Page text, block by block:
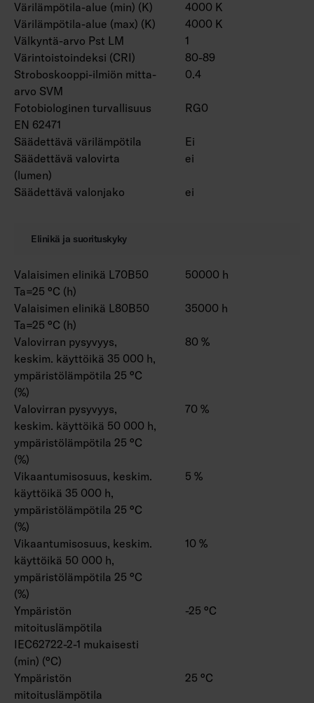
Värilämpötila-alue (min) (K)
4000 K
Värilämpötila-alue (max) (K)
4000 K
Välkyntä-arvo Pst LM
1
Värintoistoindeksi (CRI)
80-89
Stroboskooppi-ilmiön mitta-
arvo SVM
0.4
Fotobiologinen turvallisuus
EN 62471
RG0
Säädettävä värilämpötila
Ei
Säädettävä valovirta
(lumen)
ei
Säädettävä valonjako ei
Elinikä ja suorituskyky
Valaisimen elinikä L70B50
Ta=25 °C (h)
50000 h
Valaisimen elinikä L80B50
Ta=25 °C (h)
35000 h
Valovirran pysyvyys,
keskim. käyttöikä 35 000 h,
ympäristölämpötila 25 °C
(%)
80 %
Valovirran pysyvyys,
keskim. käyttöikä 50 000 h,
ympäristölämpötila 25 °C
(%)
70 %
Vikaantumisosuus, keskim.
käyttöikä 35 000 h,
ympäristölämpötila 25 °C
(%)
5 %
Vikaantumisosuus, keskim.
käyttöikä 50 000 h,
ympäristölämpötila 25 °C
(%)
10 %
Ympäristön
mitoituslämpötila
IEC62722-2-1 mukaisesti
(min) (°C)
-25 °C
Ympäristön
mitoituslämpötila
25 °C